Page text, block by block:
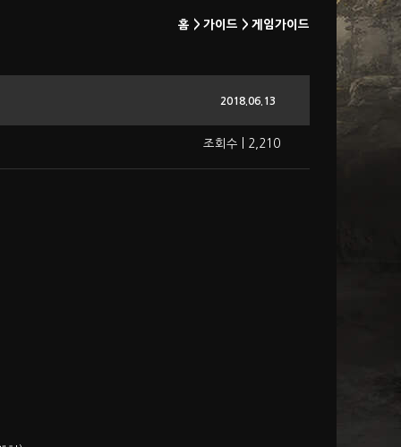
홈 > 가이드 > 게임가이드
2018.06.13
조회수 | 2,210